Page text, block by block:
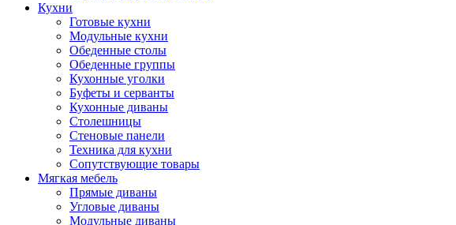
Кухни
Готовые кухни
Модульные кухни
Обеденные столы
Обеденные группы
Кухонные уголки
Буфеты и серванты
Кухонные диваны
Столешницы
Стеновые панели
Техника для кухни
Сопутствующие товары
Мягкая мебель
Прямые диваны
Угловые диваны
Модульные диваны